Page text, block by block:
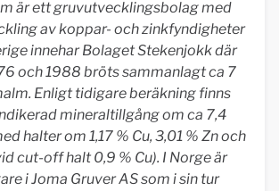
är ett gruvutvecklingsbolag med
av koppar- och zinkfyndigheter
innehar Bolaget Stekenjokk där
och 1988 bröts sammanlagt ca 7
Enligt tidigare beräkning finns
mineraltillgång om ca 7,4
halter om 1,17 % Cu, 3,01 % Zn och
cut-off halt 0,9 % Cu). I Norge är
i Joma Gruver AS som i sin tur